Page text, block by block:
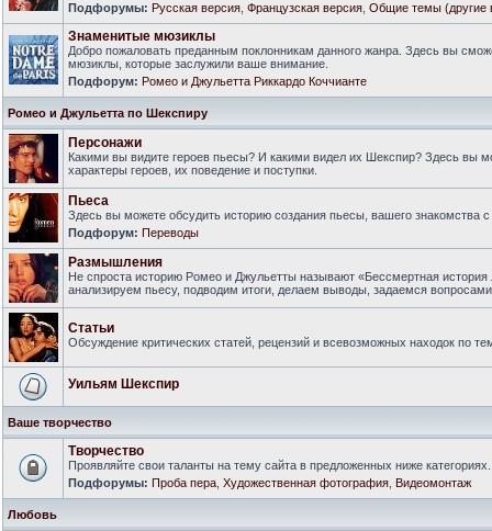
Подфорумы: Русская версия Французская версия Общие темы (другие
Знаменитые мюзиклы
Добро пожаловать преданным поклонникам данного жанра. Здесь вы
мюзиклы, которые заслужили ваше внимание.
Подфорум: Ромео и Джульетта Риккардо Коччианте
Ромео и Джульетта по Шекспиру
Персонажи
Какими вы видите героев пьесы? И какими видел их Шекспир? Здесь вы
характеры героев, их поведение и поступки.
Пьеса
Здесь вы можете обсудить историю создания пьесы, вашего знакомства
Подфорум: Переводы
Размышления
Не спроста историю Ромео и Джульетты называют «Бессмертная
анализируем пьесу, подводим итоги, делаем выводы, задаемся
Статьи
Обсуждение критических статей, рецензий и всевозможных находок по
Уильям Шекспир
Ваше творчество
Творчество
Проявляйте свои таланты на тему сайта в предложенных ниже категориях.
Подфорумы: Проба пера Художественная фотография Видеомонтаж
Любовь